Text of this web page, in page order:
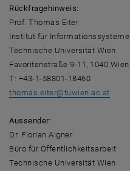
Rückfragehinweis:
Prof. Thomas Eiter
Institut für Informationssysteme
Technische Universität Wien
Favoritenstraße 9-11, 1040 Wien
T: +43-1-58801-18460
thomas.eiter@tuwien.ac.at
Aussender:
Dr. Florian Aigner
Büro für Öffentlichkeitsarbeit
Technische Universität Wien